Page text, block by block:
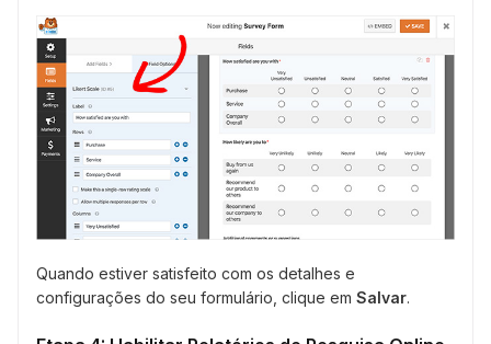
Quando estiver satisfeito com os detalhes e
configurações do seu formulário, clique em Salvar.